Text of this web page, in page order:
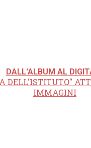
DALL'ALBUM AL
DELL'ISTITUTO"
IMMAGINI